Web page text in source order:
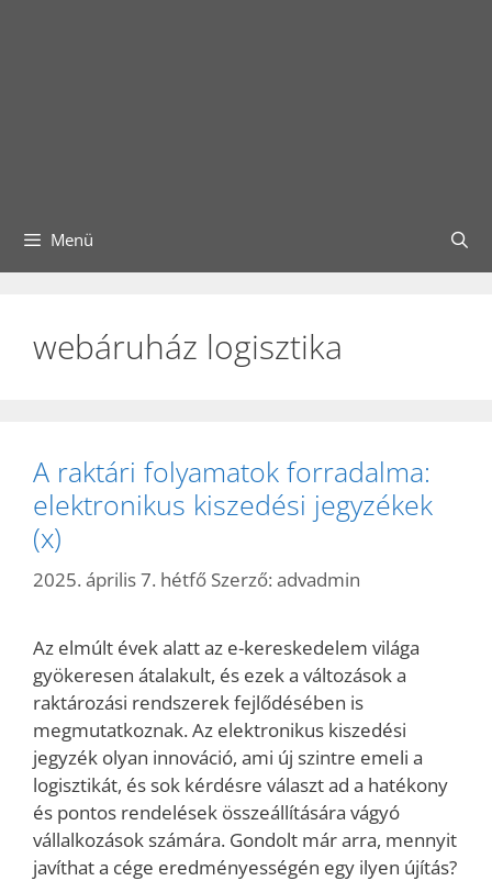
Menü
webáruház logisztika
A raktári folyamatok forradalma:
elektronikus kiszedési jegyzékek
(x)
2025. április 7. hétfő Szerző: advadmin
Az elmúlt évek alatt az e-kereskedelem világa
gyökeresen átalakult, és ezek a változások a
raktározási rendszerek fejlődésében is
megmutatkoznak. Az elektronikus kiszedési
jegyzék olyan innováció, ami új szintre emeli a
logisztikát, és sok kérdésre választ ad a hatékony
és pontos rendelések összeállítására vágyó
vállalkozások számára. Gondolt már arra, mennyit
javíthat a cége eredményességén egy ilyen újítás?